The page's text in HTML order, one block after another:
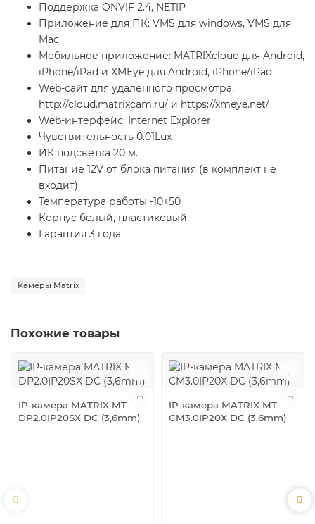
Поддержка ONVIF 2.4, NETIP
Приложение для ПК: VMS для windows, VMS для
Mac
Мобильное приложение: MATRIXcloud для Android,
iPhone/iPad и XMEye для Android, iPhone/iPad
Web-сайт для удаленного просмотра:
http://cloud.matrixcam.ru/ и https://xmeye.net/
Web-интерфейс: Internet Explorer
Чувствительность 0.01Lux
ИК подсветка 20 м.
Питание 12V от блока питания (в комплект не
входит)
Температура работы -10+50
Корпус белый, пластиковый
Гарантия 3 года.
Камеры Matrix
Похожие товары
IP-камера MATRIX MT-
DP2.0IP20SX DC (3,6mm)
IP-камера MATRIX MT-
CM3.0IP20X DC (3,6mm)